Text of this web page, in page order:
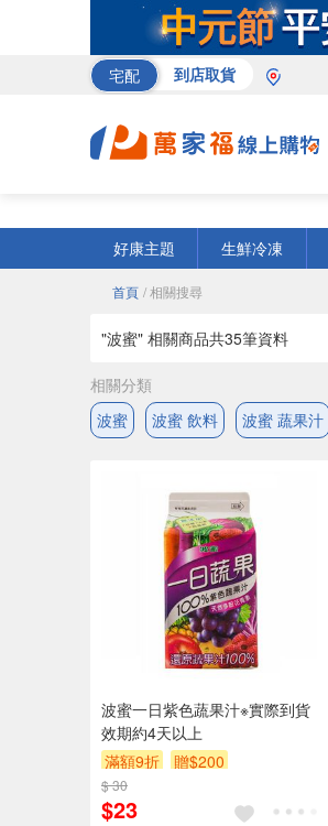
宅配 到店取貨
好康主題
生鮮冷凍
首頁 / 相關搜尋
"波蜜" 相關商品共35筆資料
相關分類
波蜜
波蜜 飲料 波蜜 蔬果汁
波蜜一日紫色蔬果汁※實際到貨
效期約4天以上
滿額9折
贈$200
$ 30
$23